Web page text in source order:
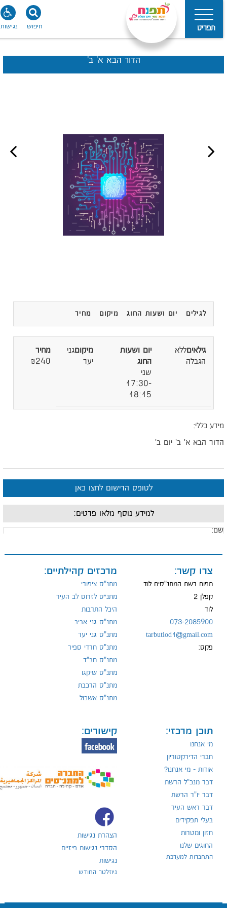
תפריט נגישות חיפוש
הדור הבא א' ב'
לגילים יום ושעות החוג מיקום מחיר
ללא
הגבלה
שני
17:30-
18:15
גני
יער
₪240
כללי:
הבא א' ב' יום ב'
לטופס הרישום לחצו כאן
למידע נוסף מלאו פרטים:
צרו קשר:
תפוח רשת המתנ"סים לוד
קפלן 2
לוד
073-2085900
tarbutlod1@gmail.com
פקס:
מרכזים קהילתיים:
מתנ"ס ציפורי
מתנ״ס לזרוס לב העיר
היכל התרבות
מתנ"ס גני אביב
מתנ"ס גני יער
מתנ"ס חרדי ספיר
מתנ"ס חב"ד
מתנ"ס שיקגו
מתנ"ס הרכבת
מתנ"ס אשכול
תוכן מרכזי:
מי אנחנו
חברי הדירקטוריון
אודות - מי אנחנו?
דבר מנכ"ל הרשת
דבר יו"ר הרשת
דבר ראש העיר
בעלי תפקידים
חזון ומטרות
החוגים שלנו
התחברות למערכת
קישורים:
הצהרת נגישות
הסדרי נגישות פיזיים
נגישות
ניוזלטר החודש